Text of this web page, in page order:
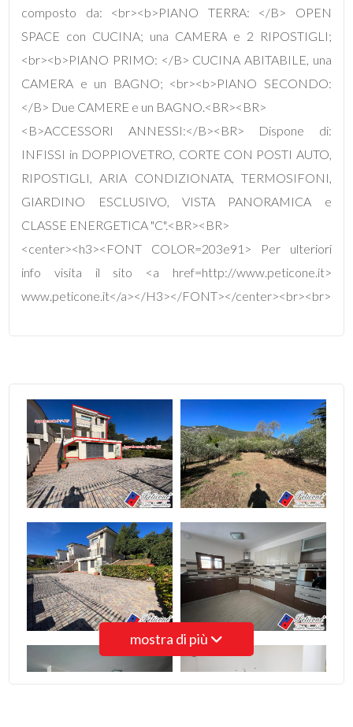
composto da: <br><b>PIANO TERRA: </B> OPEN
SPACE con CUCINA; una CAMERA e 2 RIPOSTIGLI;
<br><b>PIANO PRIMO: </B> CUCINA ABITABILE, una
CAMERA e un BAGNO; <br><b>PIANO SECONDO:
</B> Due CAMERE e un BAGNO.<BR><BR>
<B>ACCESSORI ANNESSI:</B><BR> Dispone di:
INFISSI in DOPPIOVETRO, CORTE CON POSTI AUTO,
RIPOSTIGLI, ARIA CONDIZIONATA, TERMOSIFONI,
GIARDINO ESCLUSIVO, VISTA PANORAMICA e
CLASSE ENERGETICA "C".<BR><BR>
<center><h3><FONT COLOR=203e91> Per ulteriori
info visita il sito <a href=http://www.peticone.it>
www.peticone.it</a></H3></FONT></center><br><br>
mostra di più
3
4
5
5+
Bagni
minimi
Qualsiasi
3
4
5
Camere
minime